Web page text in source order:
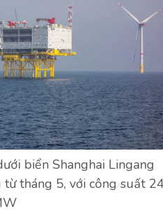
biển Shanghai Lingang
tháng 5, với công suất